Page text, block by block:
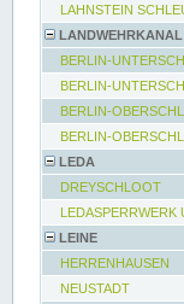
LAHNSTEIN
LANDWEHRKANAL
BERLIN-
BERLIN-
BERLIN-
BERLIN-
LEDA
DREYSCHLOOT
LEDASPERRWERK
LEINE
HERRENHAUSEN
NEUSTADT